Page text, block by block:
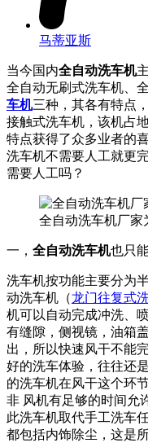
马蒂亚斯
当今国内全自动洗车机
全自动无刷式洗车机、
车机三种，其各有特点
接触式洗车机，该机占
特点获得了众多业者的
洗车机不需要人工就更
需要人工吗？
全自动洗车机厂家
一， 全自动洗车机也只
洗车机按功能主要分为
动洗车机（龙门往复式
机可以自动完成冲洗、
有缝隙，侧视镜，油箱
出，所以快速风干不能
好的洗车体验，往往还
的洗车机在风干这个环
非 风机有足够的时间允
此洗车机取代手工洗车
都包括内饰除尘，这是